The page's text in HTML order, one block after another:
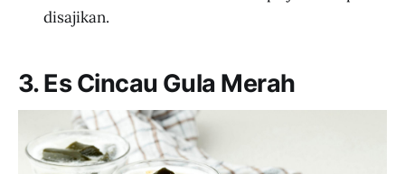
disajikan.
3. Es Cincau Gula Merah